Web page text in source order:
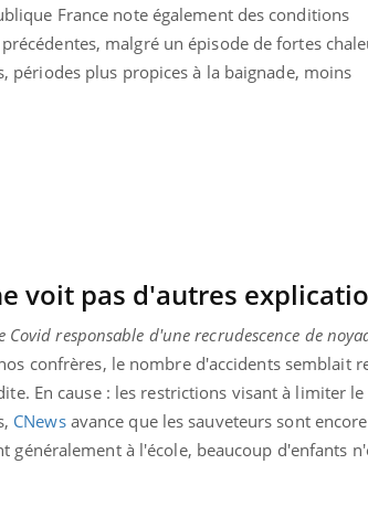
France note également des conditions
malgré un épisode de fortes
plus propices à la baignade, moins
voit pas d'autres
Covid responsable d'une recrudescence de
confrères, le nombre d'accidents semblait
En cause : les restrictions visant à limiter le
CNewsavance que les sauveteurs sont
généralement à l'école, beaucoup d'enfants